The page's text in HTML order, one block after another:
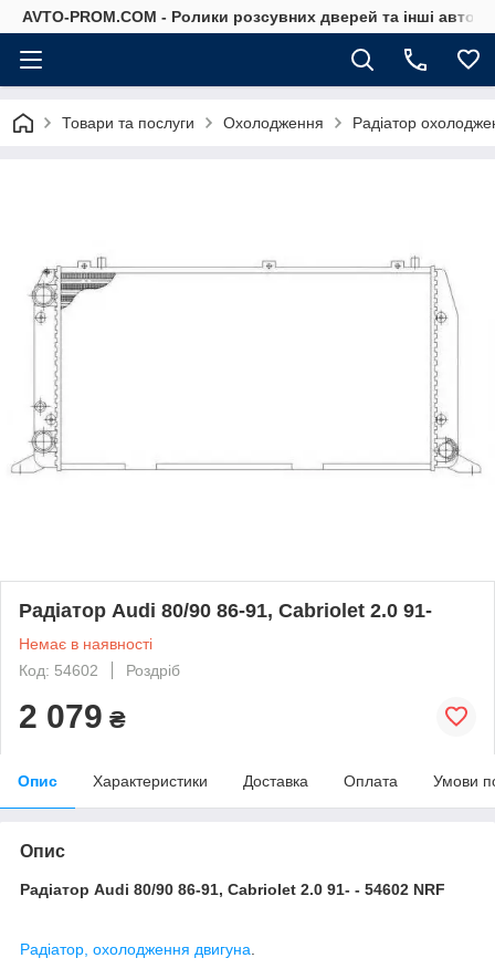
AVTO-PROM.COM - Ролики розсувних дверей та інші
Товари та послуги Охолодження Радіатор
Радіатор Audi 80/90 86-91, Cabriolet 2.0 91-
Немає в наявності
Код: 54602
Роздріб
2 079 ₴
Опис Характеристики Доставка Оплата Умови
Опис
Радіатор Audi 80/90 86-91, Cabriolet 2.0 91- - 54602 NRF
Радіатор, охолодження двигуна